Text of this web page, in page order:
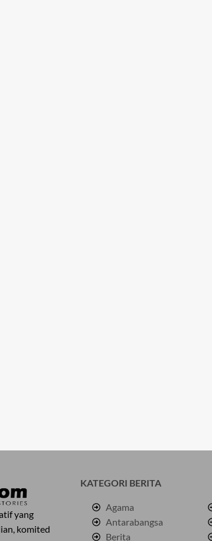
yang
komited
KATEGORI BERITA
Agama
Antarabangsa
Berita